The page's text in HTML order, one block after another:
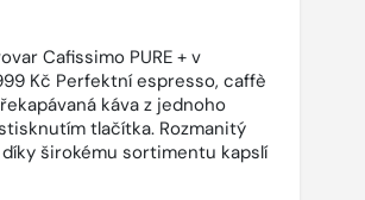
Cafissimo PURE + v
Kč Perfektní espresso, caffè
káva z jednoho
tlačítka. Rozmanitý
širokému sortimentu kapslí